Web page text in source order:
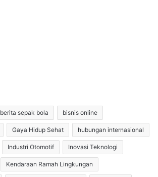
berita sepak bola bisnis online
Gaya Hidup Sehat hubungan internasional
Industri Otomotif Inovasi Teknologi
Kendaraan Ramah Lingkungan